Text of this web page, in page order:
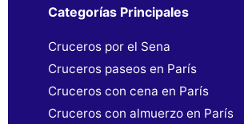
Categorías Principales
Cruceros por el Sena
Cruceros paseos en París
Cruceros con cena en París
Cruceros con almuerzo en París